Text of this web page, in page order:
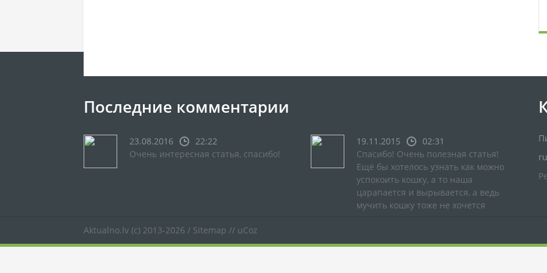
Последние комментарии
23.08.2016
22:22
Очень интересная статья, спасибо!
19.11.2015
02:31
Спасибо! Очень полезная статья!
Ещё бы хотелось узнать как можно
успокоить кошку, а то наша
царапается и вырывается, а ведь
мучить кошку тоже не хочется
Aktualno.lv (c) 2013-2026 / Sitemap // uCoz